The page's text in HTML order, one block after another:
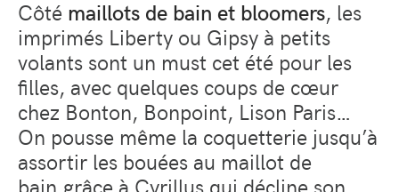
Côté maillots de bain et bloomers, les
imprimés Liberty ou Gipsy à petits
volants sont un must cet été pour les
filles, avec quelques coups de cœur
chez Bonton, Bonpoint, Lison Paris…
On pousse même la coquetterie jusqu’à
assortir les bouées au maillot de
bain grâce à Cyrillus qui décline son